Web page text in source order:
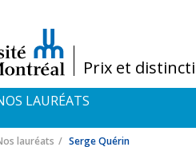
/Prix et
LAURÉATS
lauréats Serge Quérin